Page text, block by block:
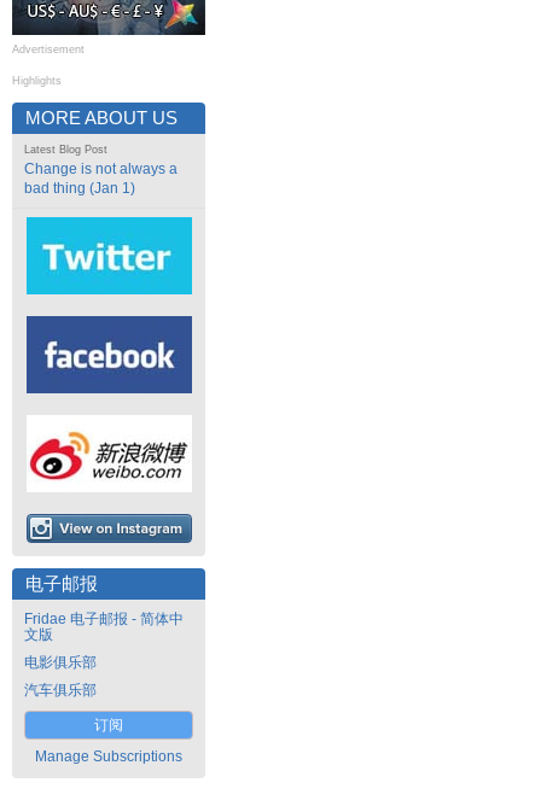
Advertisement
Highlights
MORE ABOUT US
Latest Blog Post
Change is not always a
bad thing (Jan 1)
电子邮报
Fridae 电子邮报 - 简体中
文版
电影俱乐部
汽车俱乐部
订阅
Manage Subscriptions